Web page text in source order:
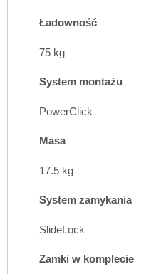
Ładowność
75 kg
System montażu
PowerClick
Masa
17.5 kg
System zamykania
SlideLock
Zamki w komplecie